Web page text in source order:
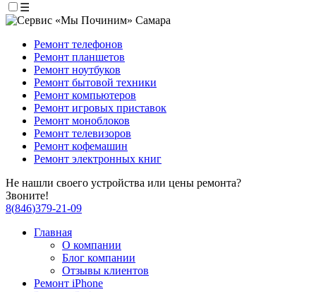
☰
Ремонт телефонов
Ремонт планшетов
Ремонт ноутбуков
Ремонт бытовой техники
Ремонт компьютеров
Ремонт игровых приставок
Ремонт моноблоков
Ремонт телевизоров
Ремонт кофемашин
Ремонт электронных книг
Не нашли своего устройства или цены ремонта?
Звоните!
8(846)379-21-09
Главная
О компании
Блог компании
Отзывы клиентов
Ремонт iPhone